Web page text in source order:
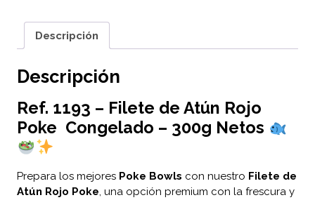
Descripción
Descripción
Ref. 1193 – Filete de Atún Rojo
Poke Congelado – 300g Netos
Prepara los mejores Poke Bowls con nuestro Filete de
Atún Rojo Poke, una opción premium con la frescura y